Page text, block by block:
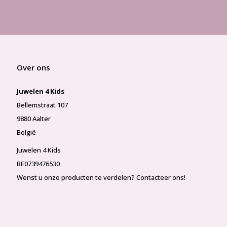
Over ons
Juwelen 4 Kids
Bellemstraat 107
9880 Aalter
België
Juwelen 4 Kids
BE0739476530
Wenst u onze producten te verdelen? Contacteer ons!